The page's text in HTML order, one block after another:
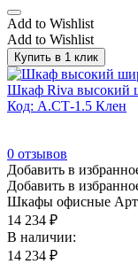
Add to Wishlist
Add to Wishlist
Купить в 1 клик
Шкаф Riva высокий
Код: А.СТ-1.5 Клен
0 отзывов
Добавить в
Добавить в
Шкафы офисные
14 234 ₽
В наличии:
14 234 ₽